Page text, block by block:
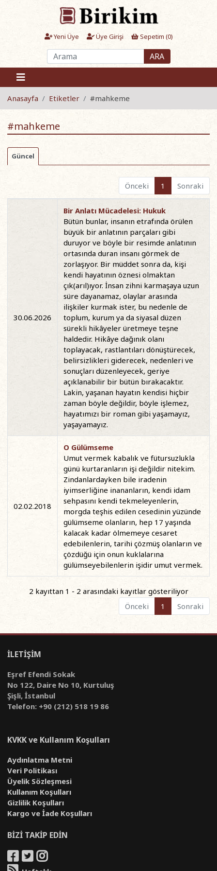
Yeni Üye Üye Girişi Sepetim (0)
ARA
Anasayfa Etiketler #mahkeme
#mahkeme
Güncel
Önceki 1 Sonraki
30.06.2026
Bir Anlatı Mücadelesi: Hukuk
Bütün bunlar, insanın etrafında örülen
büyük bir anlatının parçaları gibi
duruyor ve böyle bir resimde anlatının
ortasında duran insanı görmek de
zorlaşıyor. Bir müddet sonra da, kişi
kendi hayatının öznesi olmaktan
çık(arıl)ıyor. İnsan zihni karmaşaya uzun
süre dayanamaz, olaylar arasında
ilişkiler kurmak ister, bu nedenle de
toplum, kurum ya da siyasal düzen
sürekli hikâyeler üretmeye teşne
haldedir. Hikâye dağınık olanı
toplayacak, rastlantıları dönüştürecek,
belirsizlikleri giderecek, nedenleri ve
sonuçları düzenleyecek, geriye
açıklanabilir bir bütün bırakacaktır.
Lakin, yaşanan hayatın kendisi hiçbir
zaman böyle değildir, böyle işlemez,
hayatımızı bir roman gibi yaşamayız,
yaşayamayız.
02.02.2018
O Gülümseme
Umut vermek kabalık ve fütursuzlukla
günü kurtaranların işi değildir nitekim.
Zindanlardayken bile iradenin
iyimserliğine inananların, kendi idam
sehpasını kendi tekmeleyenlerin,
morgda teşhis edilen cesedinin yüzünde
gülümseme olanların, hep 17 yaşında
kalacak kadar ölmemeye cesaret
edebilenlerin, tarihi çözmüş olanların ve
çözdüğü için onun kuklalarına
gülümseyebilenlerin işidir umut vermek.
2 kayıttan 1 - 2 arasındaki kayıtlar gösteriliyor
Önceki
1 Sonraki
İLETİŞİM
Eşref Efendi Sokak
No 122, Daire No 10, Kurtuluş
Şişli, İstanbul
Telefon: +90 (212) 518 19 86
KVKK ve Kullanım Koşulları
Aydınlatma Metni
Veri Politikası
Üyelik Sözleşmesi
Kullanım Koşulları
Gizlilik Koşulları
Kargo ve İade Koşulları
BİZİ TAKİP EDİN